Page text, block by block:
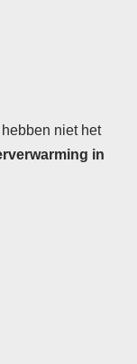
niet het
in